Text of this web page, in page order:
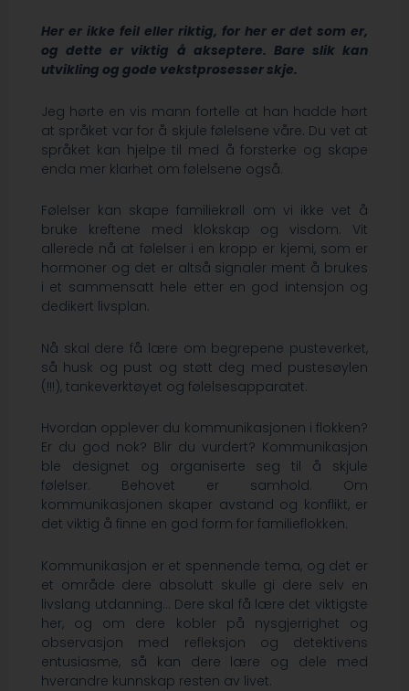
Her er ikke feil eller riktig, for her er det som er,
og dette er viktig å akseptere. Bare slik kan
utvikling og gode vekstprosesser skje.
Jeg hørte en vis mann fortelle at han hadde hørt
at språket var for å skjule følelsene våre. Du vet at
språket kan hjelpe til med å forsterke og skape
enda mer klarhet om følelsene også.
Følelser kan skape familiekrøll om vi ikke vet å
bruke kreftene med klokskap og visdom. Vit
allerede nå at følelser i en kropp er kjemi, som er
hormoner og det er altså signaler ment å brukes
i et sammensatt hele etter en god intensjon og
dedikert livsplan.
Nå skal dere få lære om begrepene pusteverket,
så husk og pust og støtt deg med pustesøylen
(!!!), tankeverktøyet og følelsesapparatet.
Hvordan opplever du kommunikasjonen i flokken?
Er du god nok? Blir du vurdert? Kommunikasjon
ble designet og organiserte seg til å skjule
følelser. Behovet er samhold. Om
kommunikasjonen skaper avstand og konflikt, er
det viktig å finne en god form for familieflokken.
Kommunikasjon er et spennende tema, og det er
et område dere absolutt skulle gi dere selv en
livslang utdanning… Dere skal få lære det viktigste
her, og om dere kobler på nysgjerrighet og
observasjon med refleksjon og detektivens
entusiasme, så kan dere lære og dele med
hverandre kunnskap resten av livet.